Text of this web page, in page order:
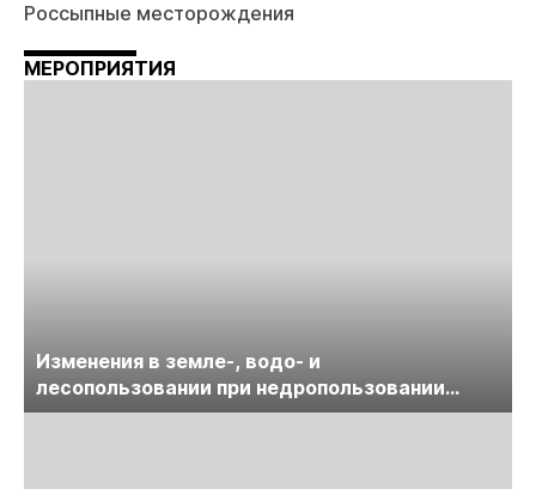
Россыпные месторождения
МЕРОПРИЯТИЯ
Изменения в земле-, водо- и
лесопользовании при недропользовании
обсудят на семинаре «ПравоТЭК»